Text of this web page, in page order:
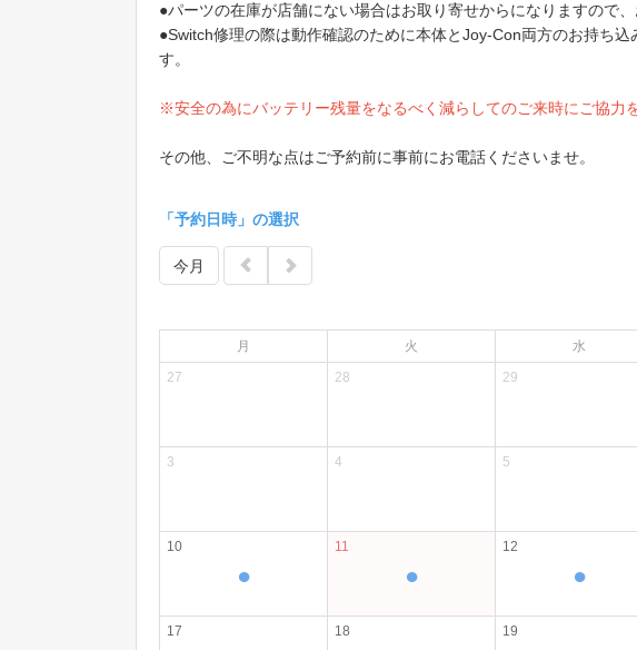
●パーツの在庫が店舗にない場合はお取り寄せからになりますので
●Switch修理の際は動作確認のために本体とJoy-Con両方のお持ち
す。
※安全の為にバッテリー残量をなるべく減らしてのご来時にご協力
その他、ご不明な点はご予約前に事前にお電話くださいませ。
「予約日時」の選択
今月
月 火 水
27
28 29
3 4 5
10
●
11
●
12
●
17 18 19